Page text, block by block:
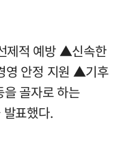
제적 예방 ▲신속한
영 안정 지원 ▲기후
골자로 하는
표했다.